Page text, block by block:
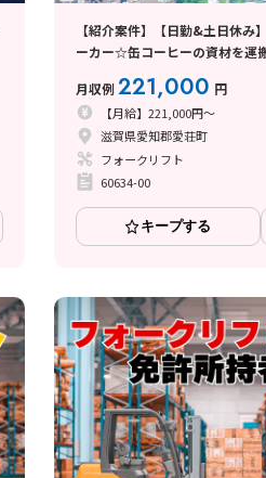
【紹介案件】【日勤&土日休
ーカー☆缶コーヒーの資材を運
月収例221,000 円
【月給】221,000円～
滋賀県愛知郡愛荘町
フォークリフト
60634-00
キープする